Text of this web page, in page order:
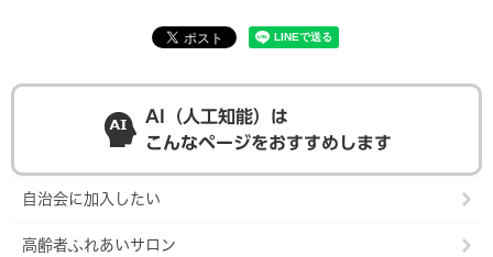
AI（人工知能）は
こんなページをおすすめします
自治会に加入したい
高齢者ふれあいサロン